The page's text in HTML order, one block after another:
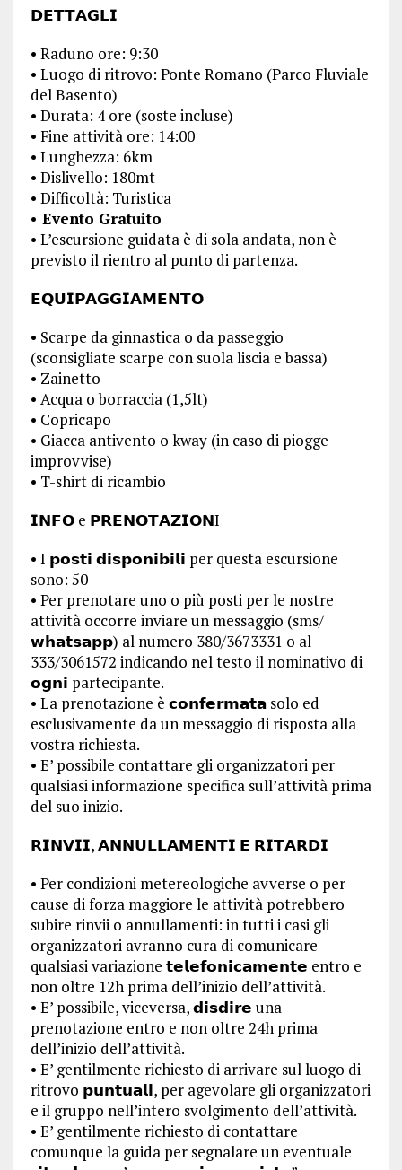
𝗗𝗘𝗧𝗧𝗔𝗚𝗟𝗜
•⁠ ⁠Raduno ore: 9:30
•⁠ ⁠Luogo di ritrovo: Ponte Romano (Parco Fluviale
del Basento)
•⁠ ⁠Durata: 4 ore (soste incluse)
•⁠ ⁠Fine attività ore: 14:00
•⁠ ⁠Lunghezza: 6km
•⁠ ⁠Dislivello: 180mt
•⁠ ⁠Difficoltà: Turistica
•⁠ ⁠Evento Gratuito
•⁠ ⁠L’escursione guidata è di sola andata, non è
previsto il rientro al punto di partenza.
𝗘𝗤𝗨𝗜𝗣𝗔𝗚𝗚𝗜𝗔𝗠𝗘𝗡𝗧𝗢
•⁠ ⁠Scarpe da ginnastica o da passeggio
(sconsigliate scarpe con suola liscia e bassa)
•⁠ ⁠Zainetto
•⁠ ⁠Acqua o borraccia (1,5lt)
•⁠ ⁠Copricapo
•⁠ ⁠Giacca antivento o kway (in caso di piogge
improvvise)
•⁠ ⁠T-shirt di ricambio
𝗜𝗡𝗙𝗢 e 𝗣𝗥𝗘𝗡𝗢𝗧𝗔𝗭𝗜𝗢𝗡I
•⁠ ⁠I 𝗽𝗼𝘀𝘁𝗶 𝗱𝗶𝘀𝗽𝗼𝗻𝗶𝗯𝗶𝗹𝗶 per questa escursione
sono: 50
•⁠ ⁠Per prenotare uno o più posti per le nostre
attività occorre inviare un messaggio (sms/
𝘄𝗵𝗮𝘁𝘀𝗮𝗽𝗽) al numero 380/3673331 o al
333/3061572 indicando nel testo il nominativo di
𝗼𝗴𝗻𝗶 partecipante.
•⁠ ⁠La prenotazione è 𝗰𝗼𝗻𝗳𝗲𝗿𝗺𝗮𝘁𝗮 solo ed
esclusivamente da un messaggio di risposta alla
vostra richiesta.
•⁠ ⁠E’ possibile contattare gli organizzatori per
qualsiasi informazione specifica sull’attività prima
del suo inizio.
𝗥𝗜𝗡𝗩𝗜𝗜, 𝗔𝗡𝗡𝗨𝗟𝗟𝗔𝗠𝗘𝗡𝗧𝗜 𝗘 𝗥𝗜𝗧𝗔𝗥𝗗𝗜
•⁠ ⁠Per condizioni metereologiche avverse o per
cause di forza maggiore le attività potrebbero
subire rinvii o annullamenti: in tutti i casi gli
organizzatori avranno cura di comunicare
qualsiasi variazione 𝘁𝗲𝗹𝗲𝗳𝗼𝗻𝗶𝗰𝗮𝗺𝗲𝗻𝘁𝗲 entro e
non oltre 12h prima dell’inizio dell’attività.
•⁠ ⁠E’ possibile, viceversa, 𝗱𝗶𝘀𝗱𝗶𝗿𝗲 una
prenotazione entro e non oltre 24h prima
dell’inizio dell’attività.
•⁠ ⁠E’ gentilmente richiesto di arrivare sul luogo di
ritrovo 𝗽𝘂𝗻𝘁𝘂𝗮𝗹𝗶, per agevolare gli organizzatori
e il gruppo nell’intero svolgimento dell’attività.
•⁠ ⁠E’ gentilmente richiesto di contattare
comunque la guida per segnalare un eventuale